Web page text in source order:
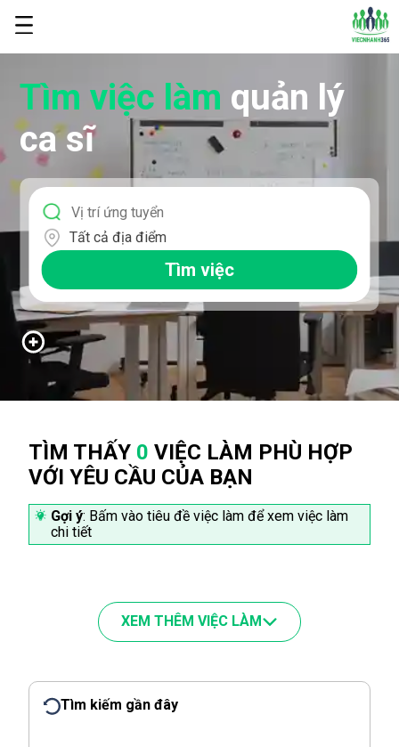
Tìm việc làm quản lý
ca sĩ
Tất cả địa điểm
Tìm việc
TÌM THẤY 0 VIỆC LÀM PHÙ HỢP
VỚI YÊU CẦU CỦA BẠN
Gợi ý: Bấm vào tiêu đề việc làm để xem việc làm
chi tiết
XEM THÊM VIỆC LÀM
Tìm kiếm gần đây